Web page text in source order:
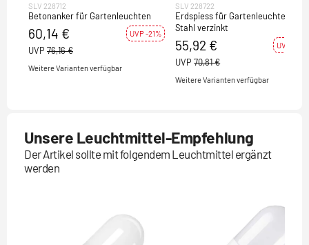
SLV 228712
Betonanker für Gartenleuchten
60,14 € UVP -21%
UVP 76,16 €
Weitere Varianten verfügbar
SLV 228722
Erdspiess für Gartenleuchten,
Stahl verzinkt
55,92 € UVP -21%
UVP 70,81 €
Weitere Varianten verfügbar
Unsere Leuchtmittel-Empfehlung
Der Artikel sollte mit folgendem Leuchtmittel ergänzt
werden